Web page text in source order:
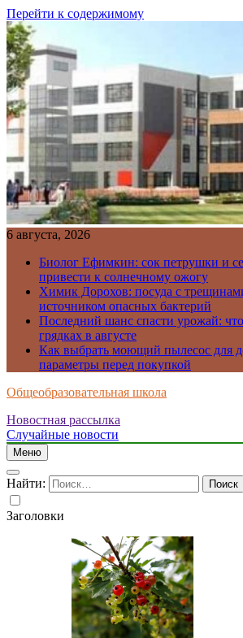
Перейти к содержимому
6 августа, 2026
Биолог Ефимкин: сок петрушки и
привести к солнечному ожогу
Химик Дорохов: посуда с
источником опасных бактерий
Последний шанс спасти урожай:
грядках в августе
Как выбрать моющий пылесос для
параметры перед покупкой
Общеобразовательная школа
Новостная рассылка
Случайные новости
Меню
Найти:
Заголовки